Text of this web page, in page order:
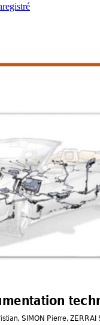
entation
SIMON Pierre, ZERRAI